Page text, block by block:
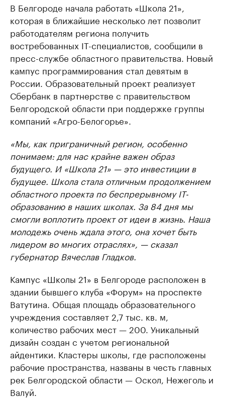
В Белгороде начала работать «Школа 21»,
которая в ближайшие несколько лет позволит
работодателям региона получить
востребованных IT-специалистов, сообщили в
пресс-службе областного правительства. Новый
кампус программирования стал девятым в
России. Образовательный проект реализует
Сбербанк в партнерстве с правительством
Белгородской области при поддержке группы
компаний «Агро-Белогорье».
«Мы, как приграничный регион, особенно
понимаем: для нас крайне важен образ
будущего. И «Школа 21» — это инвестиции в
будущее. Школа стала отличным продолжением
областного проекта по беспрерывному IT-
образованию в наших школах. За 84 дня мы
смогли воплотить проект от идеи в жизнь. Наша
молодежь очень ждала этого, она хочет быть
лидером во многих отраслях», — сказал
губернатор Вячеслав Гладков.
Кампус «Школы 21» в Белгороде расположен в
здании бывшего клуба «Форум» на проспекте
Ватутина. Общая площадь образовательного
учреждения составляет 2,7 тыс. кв. м,
количество рабочих мест — 200. Уникальный
дизайн создан с учетом региональной
айдентики. Кластеры школы, где расположены
рабочие пространства, названы в честь главных
рек Белгородской области — Оскол, Нежеголь и
Валуй.